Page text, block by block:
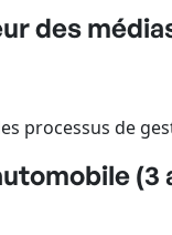
des
processus de
(3